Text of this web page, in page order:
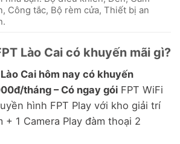
Công tắc, Bộ rèm cửa, Thiết bị an
Lào Cai có khuyến mãi gì?
Cai hôm nay có khuyến
tháng – Có ngay gói FPT WiFi
hình FPT Play với kho giải trí
+ 1 Camera Play đàm thoại 2